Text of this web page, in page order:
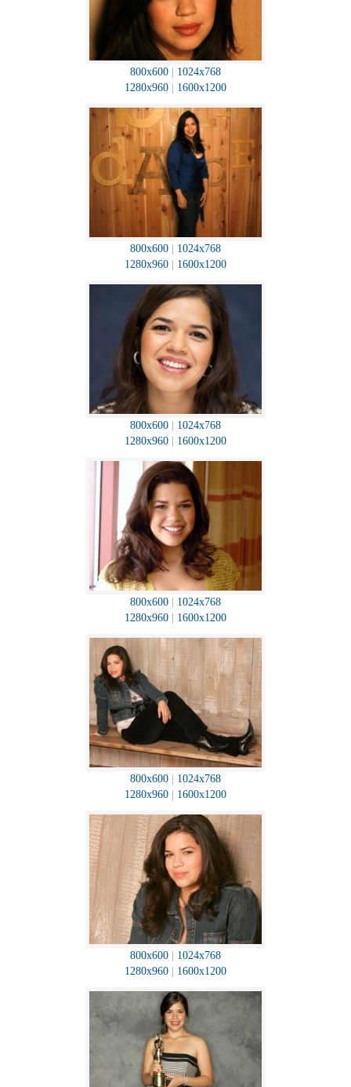
800x600
1024x768
1280x960
1600x1200
800x600
1024x768
1280x960
1600x1200
800x600
1024x768
1280x960
1600x1200
800x600
1024x768
1280x960
1600x1200
800x600
1024x768
1280x960
1600x1200
800x600
1024x768
1280x960
1600x1200